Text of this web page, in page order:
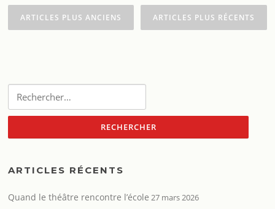
des
articles
ARTICLES PLUS ANCIENS ARTICLES PLUS RÉCENTS
ARTICLES RÉCENTS
Quand le théâtre rencontre l’école 27 mars 2026